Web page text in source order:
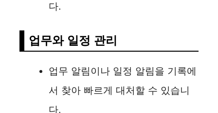
다.
업무와 일정 관리
업무 알림이나 일정 알림을 기록에
서 찾아 빠르게 대처할 수 있습니
다.